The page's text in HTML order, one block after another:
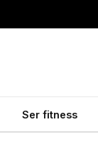
Ser fitness